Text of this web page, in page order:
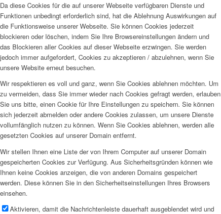
Da diese Cookies für die auf unserer Webseite verfügbaren Dienste und
Funktionen unbedingt erforderlich sind, hat die Ablehnung Auswirkungen auf
die Funktionsweise unserer Webseite. Sie können Cookies jederzeit
blockieren oder löschen, indem Sie Ihre Browsereinstellungen ändern und
das Blockieren aller Cookies auf dieser Webseite erzwingen. Sie werden
jedoch immer aufgefordert, Cookies zu akzeptieren / abzulehnen, wenn Sie
unsere Website erneut besuchen.
Wir respektieren es voll und ganz, wenn Sie Cookies ablehnen möchten. Um
zu vermeiden, dass Sie immer wieder nach Cookies gefragt werden, erlauben
Sie uns bitte, einen Cookie für Ihre Einstellungen zu speichern. Sie können
sich jederzeit abmelden oder andere Cookies zulassen, um unsere Dienste
vollumfänglich nutzen zu können. Wenn Sie Cookies ablehnen, werden alle
gesetzten Cookies auf unserer Domain entfernt.
Wir stellen Ihnen eine Liste der von Ihrem Computer auf unserer Domain
gespeicherten Cookies zur Verfügung. Aus Sicherheitsgründen können wie
Ihnen keine Cookies anzeigen, die von anderen Domains gespeichert
werden. Diese können Sie in den Sicherheitseinstellungen Ihres Browsers
einsehen.
Aktivieren, damit die Nachrichtenleiste dauerhaft ausgeblendet wird und